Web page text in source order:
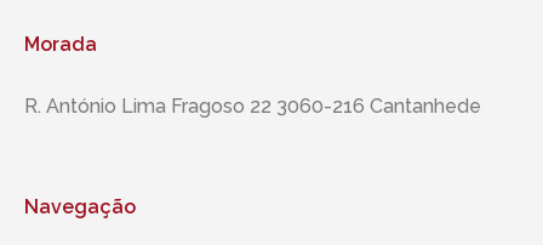
Morada
R. António Lima Fragoso 22 3060-216 Cantanhede
Navegação